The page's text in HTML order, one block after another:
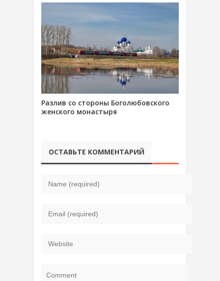
Разлив со стороны Боголюбовского
женского монастыря
ОСТАВЬТЕ КОММЕНТАРИЙ